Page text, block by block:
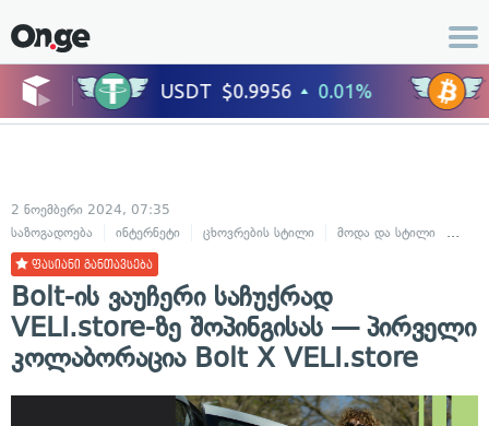
2 ნოემბერი 2024, 07:35
საზოგადოება
ინტერნეტი ცხოვრების სტილი მოდა და სტილი
ფასიანი განთავსება
Bolt-ის ვაუჩერი საჩუქრად
VELI.store-ზე შოპინგისას — პირველი
კოლაბორაცია Bolt X VELI.store